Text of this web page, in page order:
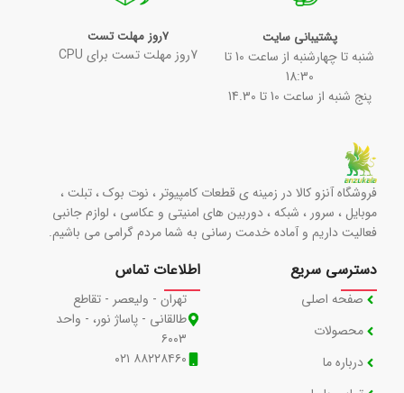
پشتیبانی سایت
شنبه تا چهارشنبه از ساعت 10 تا
18:30
پنج شنبه از ساعت 10 تا 14.30
7روز مهلت تست
7روز مهلت تست برای CPU
فروشگاه آنزو کالا در زمینه ی قطعات کامپیوتر ، نوت بوک ، تبلت ،
موبایل ، سرور ، شبکه ، دوربین های امنیتی و عکاسی ، لوازم جانبی
فعالیت داریم و آماده خدمت رسانی به شما مردم گرامی می باشیم.
دسترسی سریع
صفحه اصلی
محصولات
درباره ما
اطلاعات تماس
تهران - ولیعصر - تقاطع
طالقانی - پاساژ نور، - واحد
۶۰۰۳
۸۸۲۲۸۴۶۰ ۰۲۱